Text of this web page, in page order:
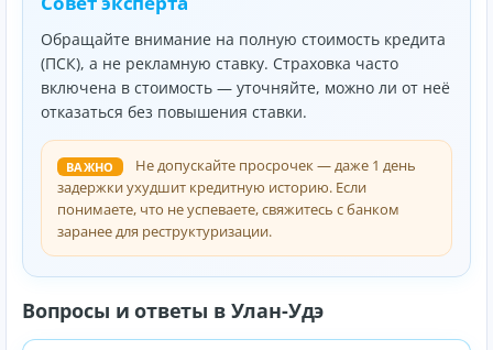
Обращайте внимание на полную стоимость кредита
(ПСК), а не рекламную ставку. Страховка часто
включена в стоимость — уточняйте, можно ли от неё
отказаться без повышения ставки.
ВАЖНО
Не допускайте просрочек — даже 1 день
задержки ухудшит кредитную историю. Если
понимаете, что не успеваете, свяжитесь с банком
заранее для реструктуризации.
Вопросы и ответы в Улан-Удэ